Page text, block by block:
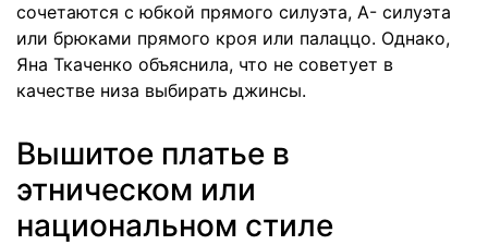
сочетаются с юбкой прямого силуэта, А- силуэта
или брюками прямого кроя или палаццо. Однако,
Яна Ткаченко объяснила, что не советует в
качестве низа выбирать джинсы.
Вышитое платье в
этническом или
национальном стиле